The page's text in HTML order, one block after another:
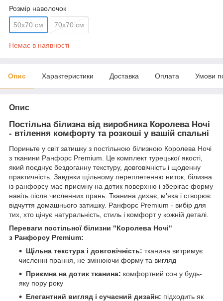
Розмір наволочок
50х70 см 70х70 см
Немає в наявності
Опис Характеристики Доставка Оплата Умови
Опис
Постільна білизна від виробника Королева Ночі
- втілення комфорту та розкоші у вашій спальні
Пориньте у світ затишку з постільною білизною Королева Ночі
з тканини Ранфорс Premium. Це комплект турецької якості,
який поєднує бездоганну текстуру, довговічність і щоденну
практичність. Завдяки щільному переплетенню ниток, білизна
із ранфорсу має приємну на дотик поверхню і зберігає форму
навіть після численних прань. Тканина дихає, м’яка і створює
відчуття домашнього затишку. Ранфорс Premium - вибір для
тих, хто цінує натуральність, стиль і комфорт у кожній деталі.
Переваги постільної білизни "Королева Ночі"
з Ранфорсу Premium:
Щільна текстура і довговічність: тканина витримує
численні прання, не змінюючи форму та вигляд
Приємна на дотик тканина: комфортний сон у будь-
яку пору року
Елегантний вигляд і сучасний дизайн: підходить як